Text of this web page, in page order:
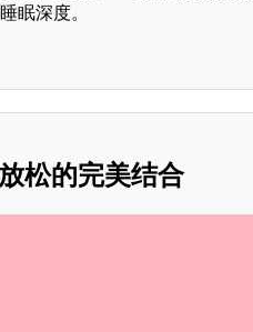
眠深度。
松的完美结合